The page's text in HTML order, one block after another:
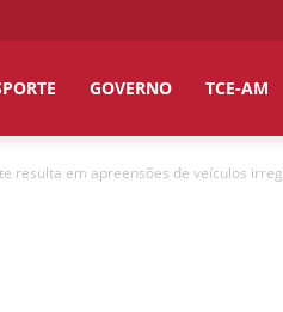
GOVERNO TCE-AM
resulta em apreensões de veículos